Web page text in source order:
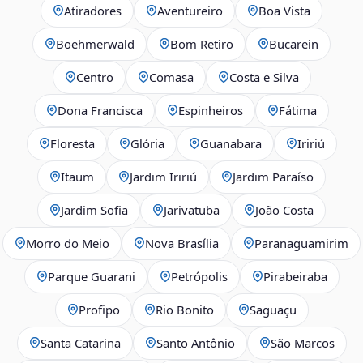
Atiradores Aventureiro Boa Vista
Boehmerwald Bom Retiro Bucarein
Centro Comasa Costa e Silva
Dona Francisca Espinheiros Fátima
Floresta Glória Guanabara Iririú
Itaum Jardim Iririú Jardim Paraíso
Jardim Sofia Jarivatuba João Costa
Morro do Meio Nova Brasília Paranaguamirim
Parque Guarani Petrópolis Pirabeiraba
Profipo Rio Bonito Saguaçu
Santa Catarina Santo Antônio São Marcos